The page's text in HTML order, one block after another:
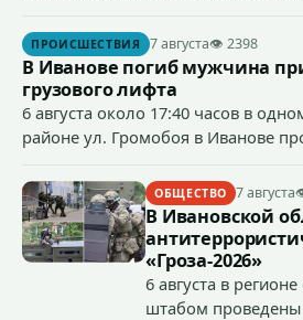
сумму более 4,4 млн рублей через
ПРОИСШЕСТВИЯ 7 августа👁 2398
В Иванове погиб мужчина
грузового лифта
6 августа около 17:40 часов в
районе ул. Громобоя в Иванове
ОБЩЕСТВО 7 августа
В Ивановской
«Гроза-2026»
6 августа в
штабом проведены